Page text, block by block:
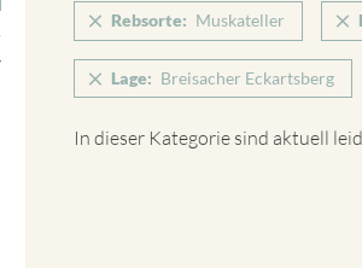
Rebsorte: Muskateller
Lage: Breisacher Eckartsberg
In dieser Kategorie sind aktuell